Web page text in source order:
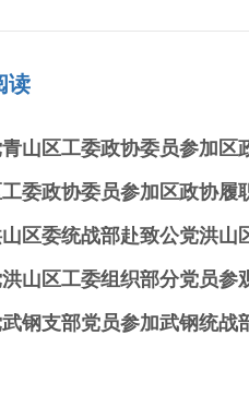
读
山区工委政协委员参加区
委政协委员参加区政协履
区委统战部赴致公党洪山
山区工委组织部分党员参
钢支部党员参加武钢统战